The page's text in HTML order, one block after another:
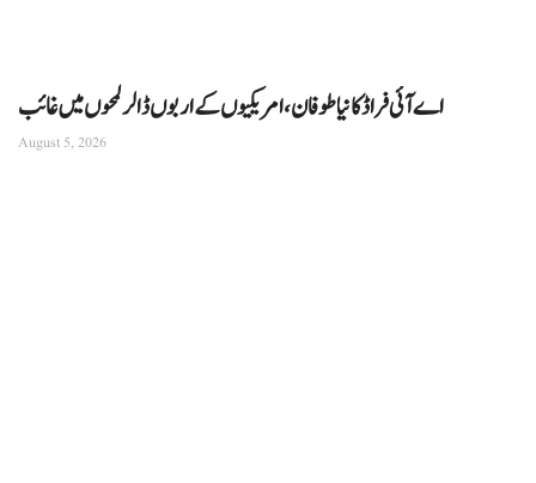
اے آئی فراڈ کا نیا طوفان، امریکیوں کے اربوں ڈالر لمحوں میں غائب
August 5, 2026